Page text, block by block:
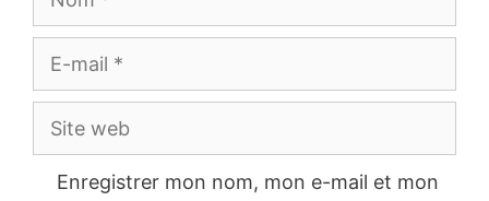
E-
mail
Site
web
Enregistrer mon nom, mon e-mail et mon